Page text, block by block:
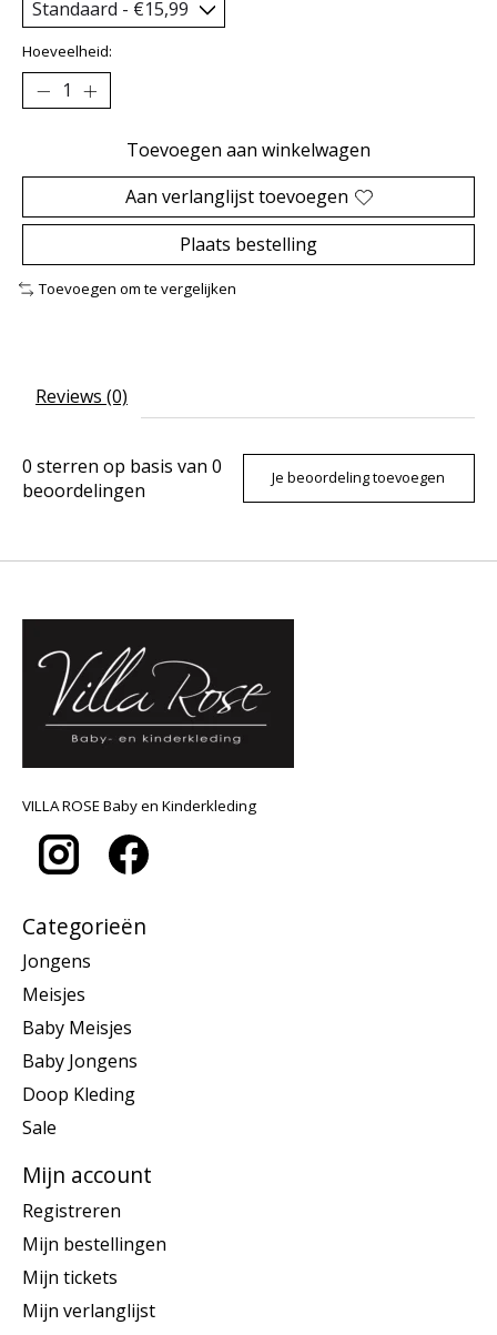
Hoeveelheid:
Toevoegen aan winkelwagen
Aan verlanglijst toevoegen
Plaats bestelling
Toevoegen om te vergelijken
Reviews (0)
0 sterren op basis van 0
beoordelingen
Je beoordeling toevoegen
VILLA ROSE Baby en Kinderkleding
Categorieën
Jongens
Meisjes
Baby Meisjes
Baby Jongens
Doop Kleding
Sale
Mijn account
Registreren
Mijn bestellingen
Mijn tickets
Mijn verlanglijst